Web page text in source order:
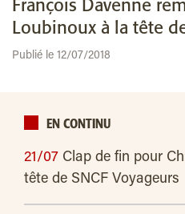
François Davenne
Loubinoux à la tête
Publié le 12/07/2018
EN CONTINU
21/07 Clap de fin pour
tête de SNCF Voyageurs